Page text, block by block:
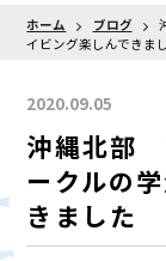
ホーム ブログ
イビング楽しんできま
2020.09.05
沖縄北部
ークルの
きました